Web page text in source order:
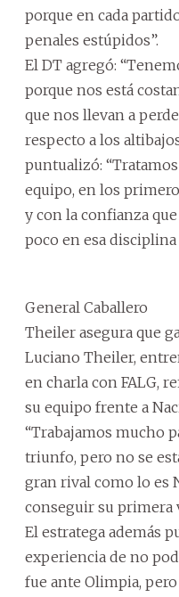
porque en cada
penales estúpidos”.
El DT agregó:
porque nos está
que nos llevan a
respecto a los
puntualizó:
equipo, en los
y con la confianza
poco en esa disciplina
General Caballero
Theiler asegura que
Luciano Theiler,
en charla con FALG,
su equipo frente a
“Trabajamos mucho
triunfo, pero no se
gran rival como lo es
conseguir su primera
El estratega además
experiencia de no
fue ante Olimpia,